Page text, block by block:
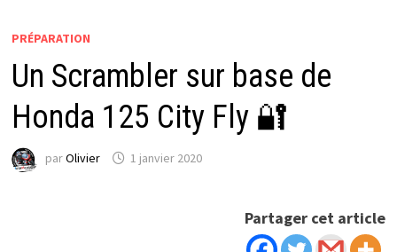
PRÉPARATION
Un Scrambler sur base de
Honda 125 City Fly 🔐
parOlivier 1 janvier 2020
Partager cet article